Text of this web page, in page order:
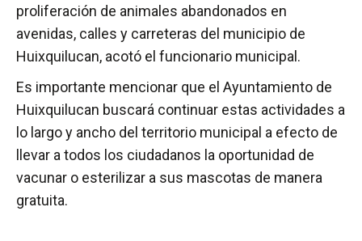
proliferación de animales abandonados en
avenidas, calles y carreteras del municipio de
Huixquilucan, acotó el funcionario municipal.
Es importante mencionar que el Ayuntamiento de
Huixquilucan buscará continuar estas actividades a
lo largo y ancho del territorio municipal a efecto de
llevar a todos los ciudadanos la oportunidad de
vacunar o esterilizar a sus mascotas de manera
gratuita.